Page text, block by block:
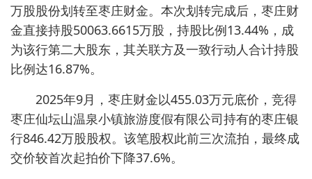
万股股份划转至枣庄财金。本次划转完成后，枣庄财
金直接持股50063.6615万股，持股比例13.44%，成
为该行第二大股东，其关联方及一致行动人合计持股
比例达16.87%。
2025年9月，枣庄财金以455.03万元底价，竞得
枣庄仙坛山温泉小镇旅游度假有限公司持有的枣庄银
行846.42万股股权。该笔股权此前三次流拍，最终成
交价较首次起拍价下降37.6%。